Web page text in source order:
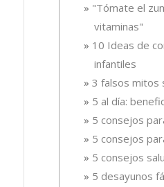
"Tómate el
vitaminas"
10 Ideas de
infantiles
3 falsos mitos
5 al día:
5 consejos
5 consejos
5 consejos
5 desayunos